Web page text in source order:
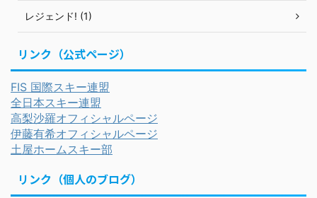
レジェンド! (1)
リンク（公式ページ）
FIS 国際スキー連盟
全日本スキー連盟
高梨沙羅オフィシャルページ
伊藤有希オフィシャルページ
土屋ホームスキー部
リンク（個人のブログ）